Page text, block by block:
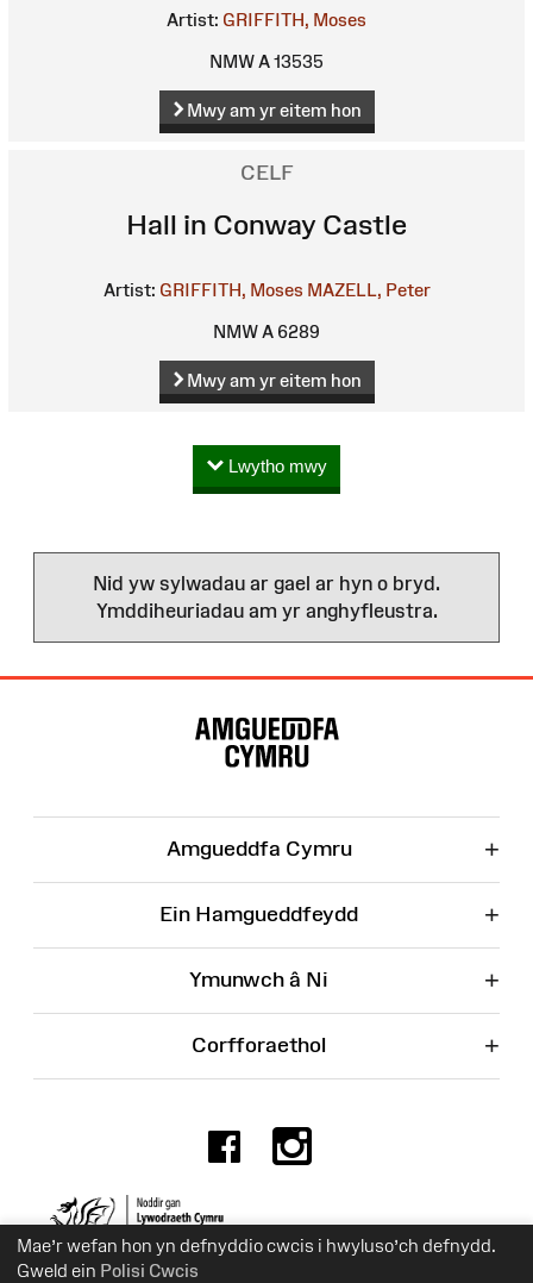
Mae’r wefan hon yn defnyddio cwcis i hwyluso’ch defnydd.
Gweld ein Polisi Cwcis
Artist: GRIFFITH, Moses
NMW A 13535
Mwy am yr eitem hon
CELF
Hall in Conway Castle
Artist: GRIFFITH, Moses MAZELL, Peter
NMW A 6289
Mwy am yr eitem hon
Lwytho mwy
Nid yw sylwadau ar gael ar hyn o bryd.
Ymddiheuriadau am yr anghyfleustra.
Amgueddfa Cymru +
Ein Hamgueddfeydd +
Ymunwch â Ni +
Corfforaethol +
Facebook
Rhif Elusen 525774